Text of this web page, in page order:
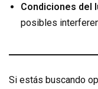
Condiciones del
posibles
Si estás buscando